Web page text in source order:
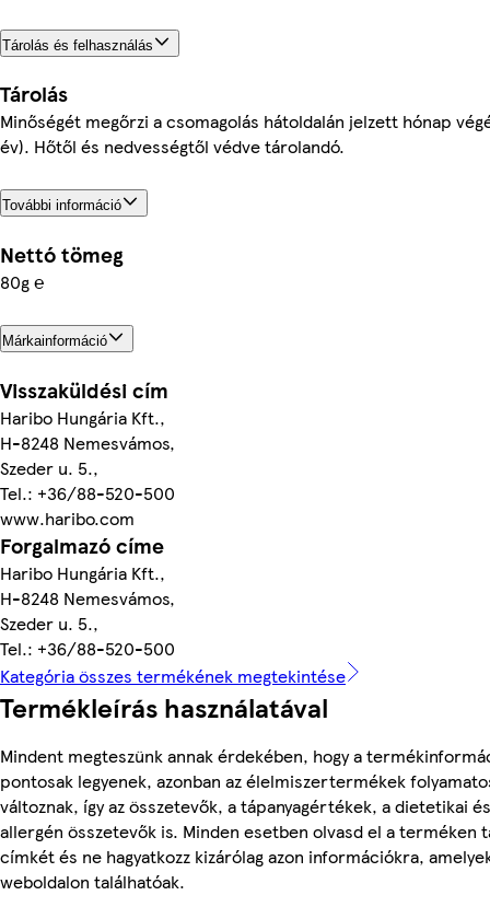
Tárolás és felhasználás
Tárolás
Minőségét megőrzi a csomagolás hátoldalán jelzett hónap
év). Hőtől és nedvességtől védve tárolandó.
További információ
Nettó tömeg
80g ℮
Márkainformáció
Visszaküldési cím
Haribo Hungária Kft.,
H-8248 Nemesvámos,
Szeder u. 5.,
Tel.: +36/88-520-500
www.haribo.com
Forgalmazó címe
Haribo Hungária Kft.,
H-8248 Nemesvámos,
Szeder u. 5.,
Tel.: +36/88-520-500
Kategória összes termékének megtekintése
Termékleírás használatával
Mindent megteszünk annak érdekében, hogy a
pontosak legyenek, azonban az élelmiszertermékek
változnak, így az összetevők, a tápanyagértékek, a dietetikai és
allergén összetevők is. Minden esetben olvasd el a terméken
címkét és ne hagyatkozz kizárólag azon információkra,
weboldalon találhatóak.